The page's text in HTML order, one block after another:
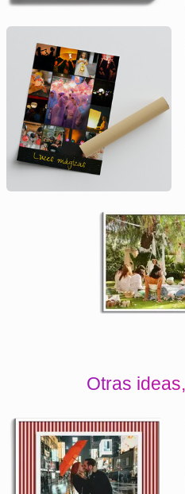
Otras